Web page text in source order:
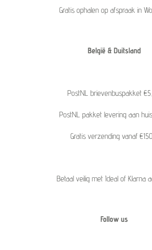
Gratis ophalen op afspraak in
België & Duitsland
PostNL brievenbuspakket
PostNL pakket levering aan
Gratis verzending vanaf
Betaal veilig met Ideal of Klarna
Follow us